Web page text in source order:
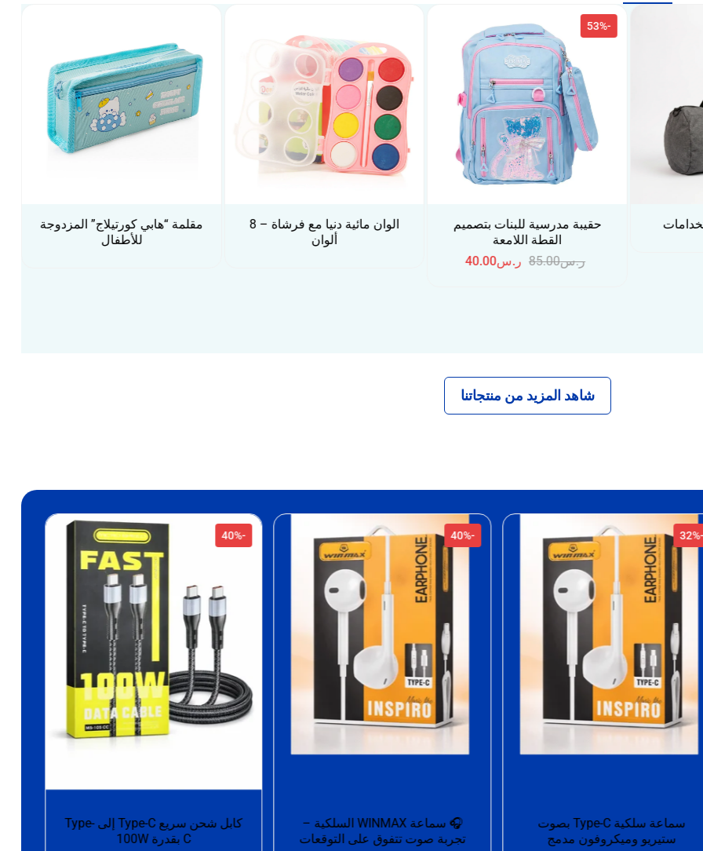
بتصميم
الوان مائية دنيا مع فرشاة – 8
ألوان
مقلمة “هابي كورتيلاج” المزدوجة
للأطفال
لون أكريليك فونكس أزرق غامق
– عبوة 250 مل
شاهد المزيد من منتجاتنا
-40%
🎧 سماعة WINMAX السلكية –
تجربة صوت تتفوق على التوقعات
-40%
كابل شحن سريع Type-C إلى Type-
C بقدرة 100W
-32%
سماعة سلكية Type-C بصوت
ستيريو وميكروفون مدمج